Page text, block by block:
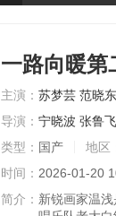
一路向暖第
主演： 苏梦芸 范晓东
导演： 宁晓波 张鲁飞
类型： 国产 地区
时间： 2026-01-20
简介： 新锐画家温